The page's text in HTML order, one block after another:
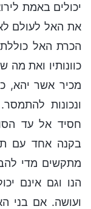
יכולים באמת
את האל לעולם
הכרת האל
כוונותיו ואת
מכיר אשר יהא,
ונכונות
חסיד אל עד
בקנה אחד עם
מתקשים מדי
הנו וגם אינם
ועושה. אם בני